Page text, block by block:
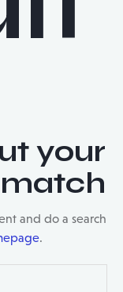
your
and do a search
.